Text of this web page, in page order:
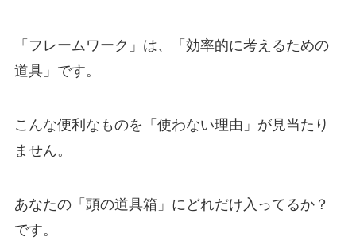
「フレームワーク」は、「効率的に考えるための
道具」です。
こんな便利なものを「使わない理由」が見当たり
ません。
あなたの「頭の道具箱」にどれだけ入ってるか？
です。